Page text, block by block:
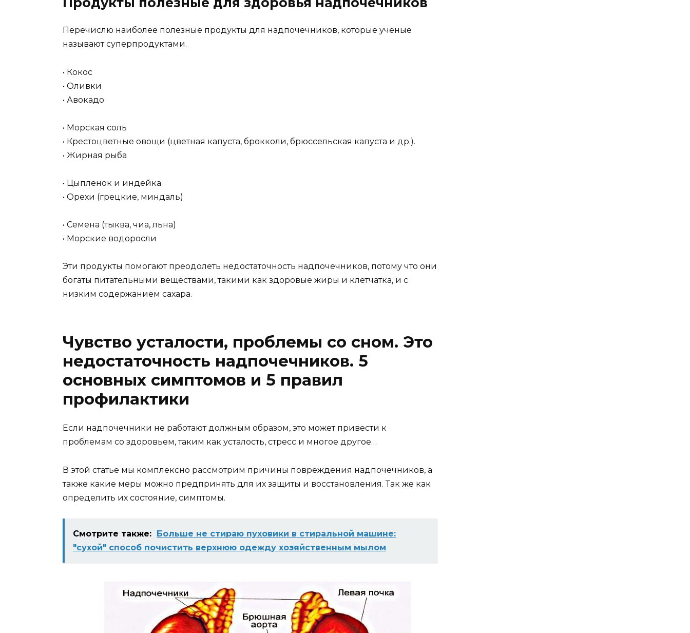
Перечислю наиболее полезные продукты для надпочечников, которые ученые
называют суперпродуктами.
• Кокос
• Оливки
• Авокадо
• Морская соль
• Крестоцветные овощи (цветная капуста, брокколи, брюссельская капуста и др.).
• Жирная рыба
• Цыпленок и индейка
• Орехи (грецкие, миндаль)
• Семена (тыква, чиа, льна)
• Морские водоросли
Эти продукты помогают преодолеть недостаточность надпочечников, потому что они
богаты питательными веществами, такими как здоровые жиры и клетчатка, и с
низким содержанием сахара.
Чувство усталости, проблемы со сном. Это
недостаточность надпочечников. 5
основных симптомов и 5 правил
профилактики
Если надпочечники не работают должным образом, это может привести к
проблемам со здоровьем, таким как усталость, стресс и многое другое…
В этой статье мы комплексно рассмотрим причины повреждения надпочечников, а
также какие меры можно предпринять для их защиты и восстановления. Так же как
определить их состояние, симптомы.
Смотрите также: Больше не стираю пуховики в стиральной машине:
"сухой" способ почистить верхнюю одежду хозяйственным мылом